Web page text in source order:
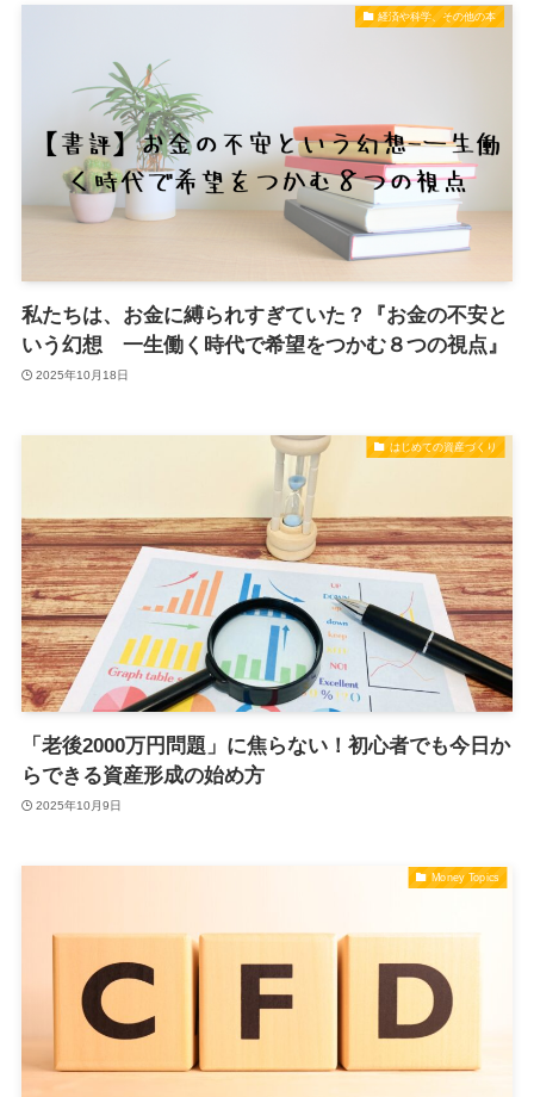
経済や科学、その他の本
私たちは、お金に縛られすぎていた？『お金の不安と
いう幻想 一生働く時代で希望をつかむ８つの視点』
2025年10月18日
はじめての資産づくり
「老後2000万円問題」に焦らない！初心者でも今日か
らできる資産形成の始め方
2025年10月9日
Money Topics